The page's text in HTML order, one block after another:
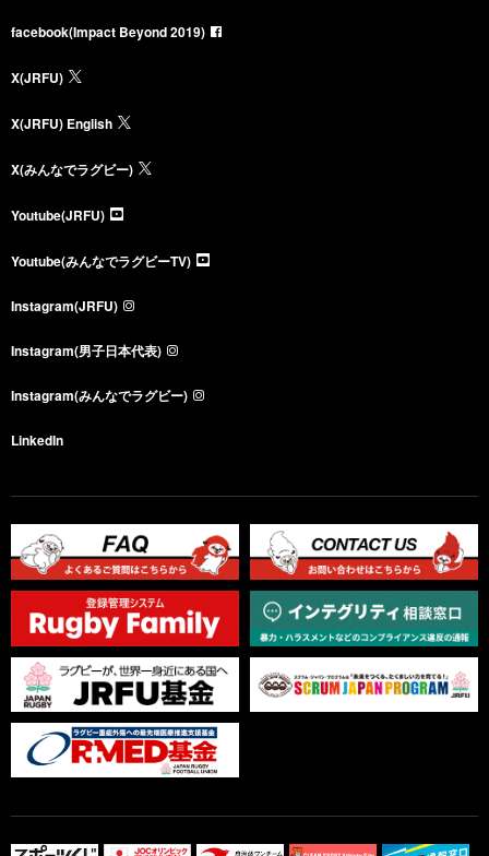
facebook(Impact Beyond 2019)
X(JRFU)
X(JRFU) English
X(みんなでラグビー)
Youtube(JRFU)
Youtube(みんなでラグビーTV)
Instagram(JRFU)
Instagram(男子日本代表)
Instagram(みんなでラグビー)
LinkedIn